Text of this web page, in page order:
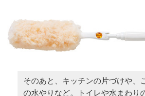
そのあと、キッチンの片づけや、
の水やりなど。トイレや水まわり